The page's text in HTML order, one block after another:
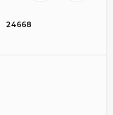
24668